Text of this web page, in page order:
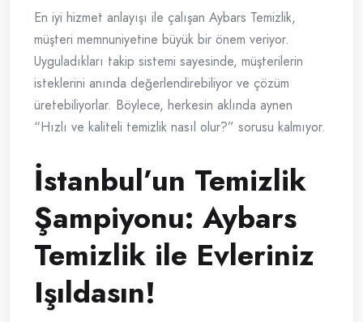
En iyi hizmet anlayışı ile çalışan Aybars Temizlik,
müşteri memnuniyetine büyük bir önem veriyor.
Uyguladıkları takip sistemi sayesinde, müşterilerin
isteklerini anında değerlendirebiliyor ve çözüm
üretebiliyorlar. Böylece, herkesin aklında aynen
“Hızlı ve kaliteli temizlik nasıl olur?” sorusu kalmıyor.
İstanbul’un Temizlik
Şampiyonu: Aybars
Temizlik ile Evleriniz
Işıldasın!